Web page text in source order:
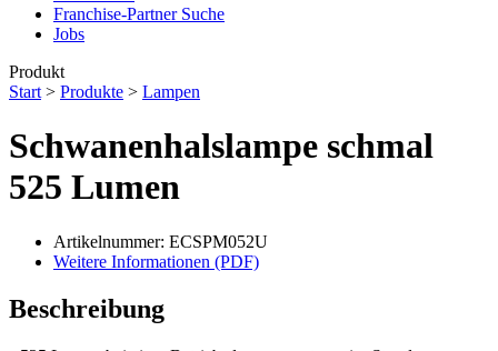
Franchise-Partner Suche
Jobs
Produkt
Start > Produkte > Lampen
Schwanenhalslampe schmal
525 Lumen
Artikelnummer: ECSPM052U
Weitere Informationen (PDF)
Beschreibung